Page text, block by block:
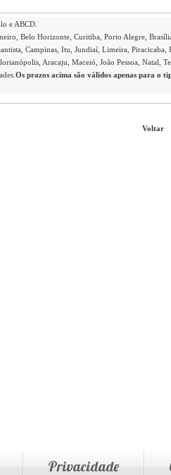
e ABCD.
Belo Horizonte, Curitiba, Porto Alegre,
Campinas, Itu, Jundiaí, Limeira, Piracicaba,
Aracaju, Maceió, João Pessoa, Natal,
Os prazos acima são válidos apenas para o
Voltar
Privacidade